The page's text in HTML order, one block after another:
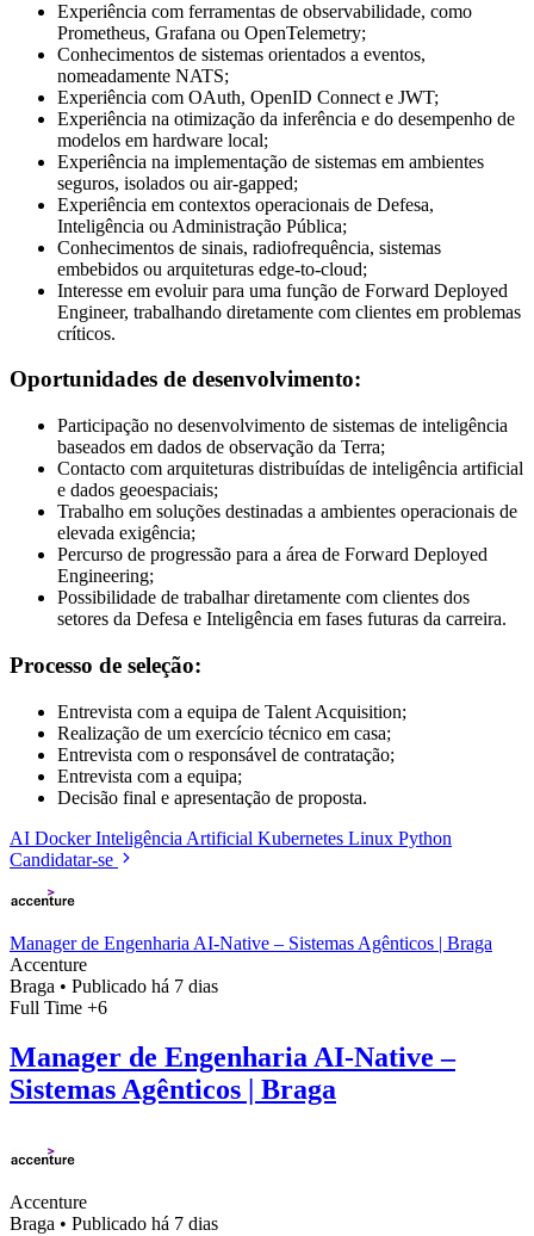
Experiência com ferramentas de observabilidade, como
Prometheus, Grafana ou OpenTelemetry;
Conhecimentos de sistemas orientados a eventos,
nomeadamente NATS;
Experiência com OAuth, OpenID Connect e JWT;
Experiência na otimização da inferência e do desempenho de
modelos em hardware local;
Experiência na implementação de sistemas em ambientes
seguros, isolados ou air-gapped;
Experiência em contextos operacionais de Defesa,
Inteligência ou Administração Pública;
Conhecimentos de sinais, radiofrequência, sistemas
embebidos ou arquiteturas edge-to-cloud;
Interesse em evoluir para uma função de Forward Deployed
Engineer, trabalhando diretamente com clientes em problemas
críticos.
Oportunidades de desenvolvimento:
Participação no desenvolvimento de sistemas de inteligência
baseados em dados de observação da Terra;
Contacto com arquiteturas distribuídas de inteligência artificial
e dados geoespaciais;
Trabalho em soluções destinadas a ambientes operacionais de
elevada exigência;
Percurso de progressão para a área de Forward Deployed
Engineering;
Possibilidade de trabalhar diretamente com clientes dos
setores da Defesa e Inteligência em fases futuras da carreira.
Processo de seleção:
Entrevista com a equipa de Talent Acquisition;
Realização de um exercício técnico em casa;
Entrevista com o responsável de contratação;
Entrevista com a equipa;
Decisão final e apresentação de proposta.
AI DockerInteligência Artificial Kubernetes Linux Python
Candidatar-se
Manager de Engenharia AI-Native – Sistemas Agênticos | Braga
Accenture
Braga • Publicado há 7 dias
Full Time +6
Manager de Engenharia AI-Native –
Sistemas Agênticos | Braga
Accenture
Braga • Publicado há 7 dias